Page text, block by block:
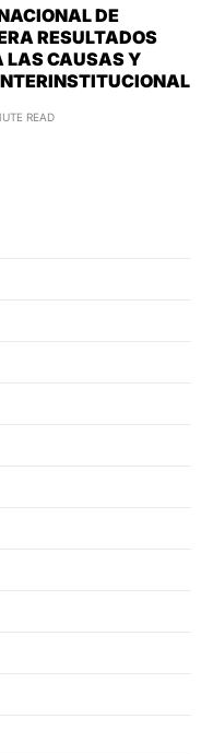
DE
RESULTADOS
LAS CAUSAS Y
READ